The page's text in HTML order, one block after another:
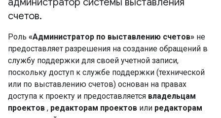
счетов.
Роль «Администратор по выставлению счетов» не
предоставляет разрешения на создание обращений в
службу поддержки для своей учетной записи,
поскольку доступ к службе поддержки (технической
или по выставлению счетов) основан на правах
доступа к проекту и предоставляется владельцам
проектов , редакторам проектов или редакторам